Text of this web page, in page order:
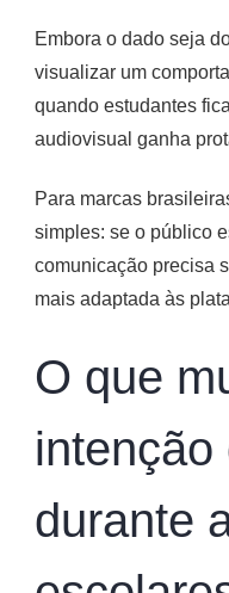
Embora o dado seja
visualizar um
quando estudantes
audiovisual ganha
Para marcas
simples: se o público
comunicação precisa
mais adaptada às
O que
intenção
durante